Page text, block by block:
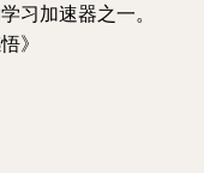
习加速器之一。
》